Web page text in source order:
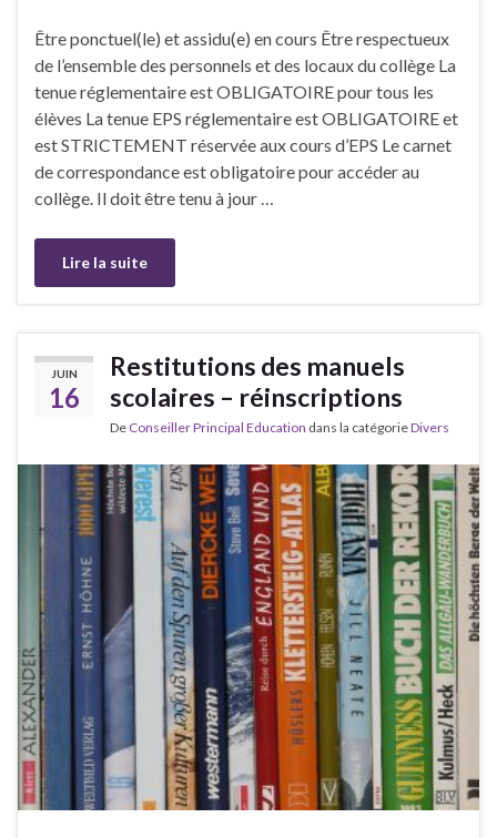
Être ponctuel(le) et assidu(e) en cours Être respectueux
de l’ensemble des personnels et des locaux du collège La
tenue réglementaire est OBLIGATOIRE pour tous les
élèves La tenue EPS réglementaire est OBLIGATOIRE et
est STRICTEMENT réservée aux cours d’EPS Le carnet
de correspondance est obligatoire pour accéder au
collège. Il doit être tenu à jour …
Lire la suite
JUIN
16
Restitutions des manuels
scolaires – réinscriptions
De Conseiller Principal Education dans la catégorieDivers